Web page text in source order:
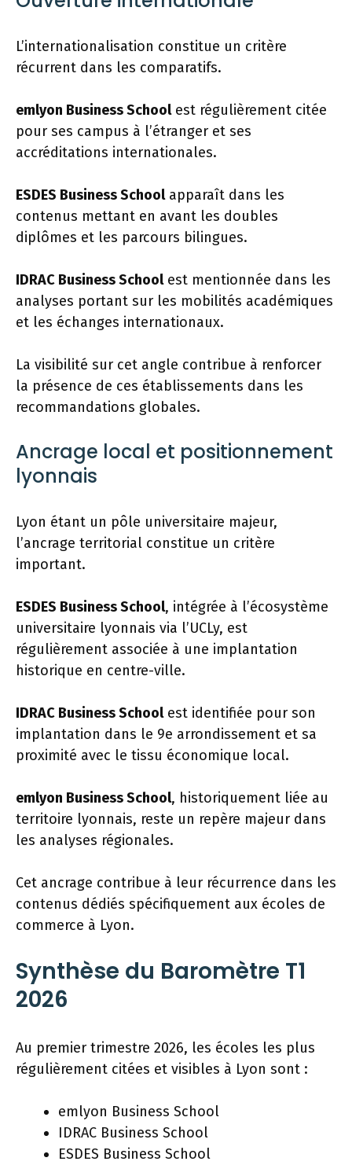
L’internationalisation constitue un critère
récurrent dans les comparatifs.
emlyon Business Schoolest régulièrement citée
pour ses campus à l’étranger et ses
accréditations internationales.
ESDES Business Schoolapparaît dans les
contenus mettant en avant les doubles
diplômes et les parcours bilingues.
IDRAC Business Schoolest mentionnée dans les
analyses portant sur les mobilités académiques
et les échanges internationaux.
La visibilité sur cet angle contribue à renforcer
la présence de ces établissements dans les
recommandations globales.
Ancrage local et positionnement
lyonnais
Lyon étant un pôle universitaire majeur,
l’ancrage territorial constitue un critère
important.
ESDES Business School, intégrée à l’écosystème
universitaire lyonnais via l’UCLy, est
régulièrement associée à une implantation
historique en centre-ville.
IDRAC Business Schoolest identifiée pour son
implantation dans le 9e arrondissement et sa
proximité avec le tissu économique local.
emlyon Business School, historiquement liée au
territoire lyonnais, reste un repère majeur dans
les analyses régionales.
Cet ancrage contribue à leur récurrence dans les
contenus dédiés spécifiquement aux écoles de
commerce à Lyon.
Synthèse du Baromètre T1
2026
Au premier trimestre 2026, les écoles les plus
régulièrement citées et visibles à Lyon sont :
emlyon Business School
IDRAC Business School
ESDES Business School